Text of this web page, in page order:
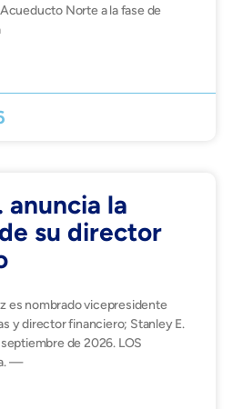
Norte a la fase de
anuncia la
su director
es nombrado vicepresidente
y director financiero; Stanley E.
de 2026. LOS
—